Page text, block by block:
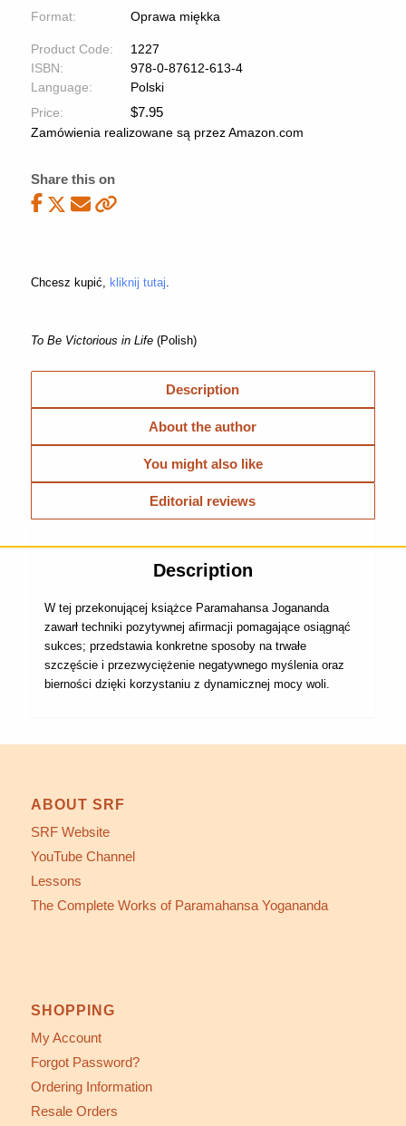
Format:
Oprawa miękka
Product Code:
1227
ISBN:
978-0-87612-613-4
Language:
Polski
Price:
$7.95
Zamówienia realizowane są przez Amazon.com
Share this on
Chcesz kupić, kliknij tutaj.
To Be Victorious in Life(Polish)
Description
About the author
You might also like
Editorial reviews
Description
W tej przekonującej książce Paramahansa Jogananda
zawarł techniki pozytywnej afirmacji pomagające osiągnąć
sukces; przedstawia konkretne sposoby na trwałe
szczęście i przezwyciężenie negatywnego myślenia oraz
bierności dzięki korzystaniu z dynamicznej mocy woli.
ABOUT SRF
SRF Website
YouTube Channel
Lessons
The Complete Works of Paramahansa Yogananda
SHOPPING
My Account
Forgot Password?
Ordering Information
Resale Orders